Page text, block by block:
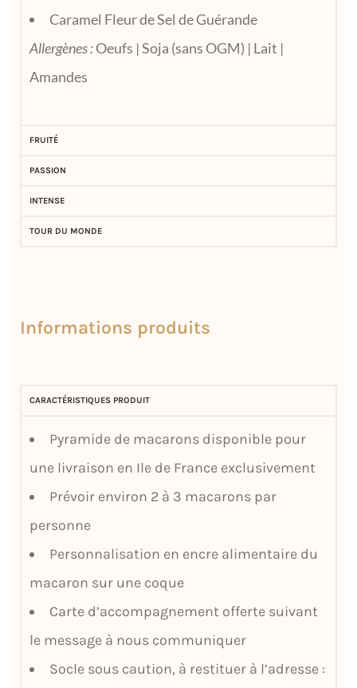
Caramel Fleur de Sel de Guérande
Allergènes :Oeufs | Soja (sans OGM) | Lait |
Amandes
FRUITÉ
PASSION
INTENSE
TOUR DU MONDE
Informations produits
CARACTÉRISTIQUES PRODUIT
Pyramide de macarons disponible pour
une livraison en Ile de France exclusivement
Prévoir environ 2 à 3 macarons par
personne
Personnalisation en encre alimentaire du
macaron sur une coque
Carte d’accompagnement offerte suivant
le message à nous communiquer
Socle sous caution, à restituer à l’adresse :